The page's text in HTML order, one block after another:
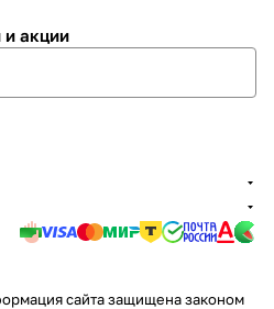
и акции
сайта защищена законом